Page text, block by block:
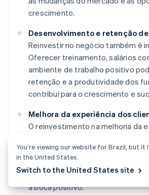
crescimento.
Desenvolvimento e retenção
Reinvestir no negócio também é
Oferecer treinamento, salários
ambiente de trabalho positivo
retenção e a produtividade dos
contribui para o crescimento e
Melhora da experiência dos
O reinvestimento na melhoria da
aumentar a satisfação e a
Isso pode envolver a melhora do
atendimento ao cliente ou da
usuários, para gerar negócios
a boca positivo.
You’re viewing our website for Brazil, but it
in the United States.
Switch to the United States site